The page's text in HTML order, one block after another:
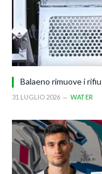
Balaeno rimuove i
31 LUGLIO 2026 WATER